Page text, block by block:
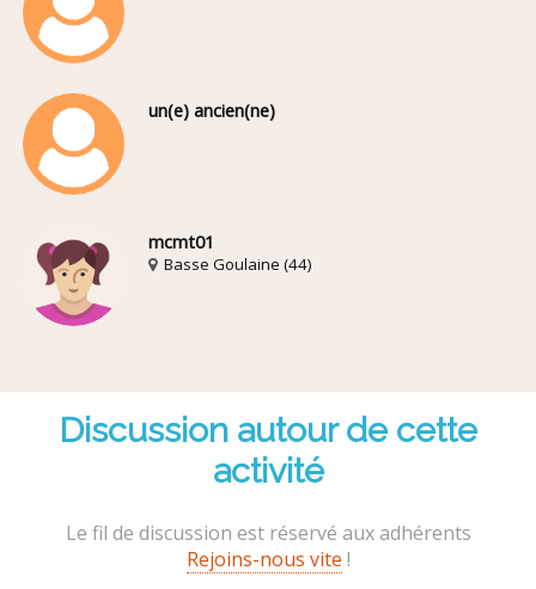
un(e) ancien(ne)
mcmt01
Basse Goulaine (44)
Discussion autour de cette
activité
Le fil de discussion est réservé aux adhérents
Rejoins-nous vite !